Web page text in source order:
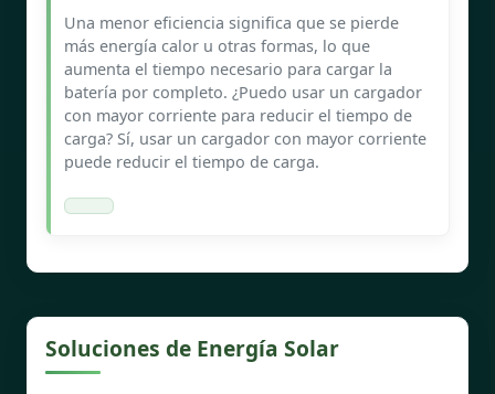
Una menor eficiencia significa que se pierde
más energía calor u otras formas, lo que
aumenta el tiempo necesario para cargar la
batería por completo. ¿Puedo usar un cargador
con mayor corriente para reducir el tiempo de
carga? Sí, usar un cargador con mayor corriente
puede reducir el tiempo de carga.
Soluciones de Energía Solar